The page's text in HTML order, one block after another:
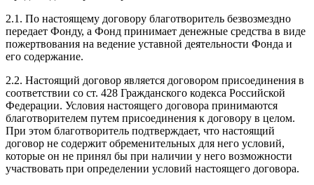
2.1. По настоящему договору благотворитель безвозмездно
передает Фонду, а Фонд принимает денежные средства в виде
пожертвования на ведение уставной деятельности Фонда и
его содержание.
2.2. Настоящий договор является договором присоединения в
соответствии со ст. 428 Гражданского кодекса Российской
Федерации. Условия настоящего договора принимаются
благотворителем путем присоединения к договору в целом.
При этом благотворитель подтверждает, что настоящий
договор не содержит обременительных для него условий,
которые он не принял бы при наличии у него возможности
участвовать при определении условий настоящего договора.